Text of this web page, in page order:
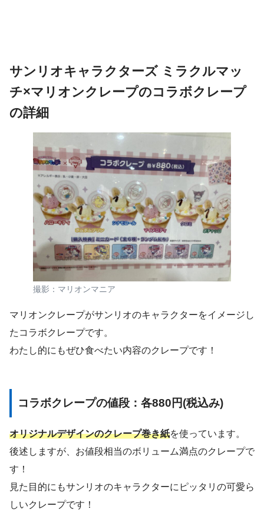
サンリオキャラクターズ ミラクルマッ
チ×マリオンクレープのコラボクレープ
の詳細
撮影：マリオンマニア
マリオンクレープがサンリオのキャラクターをイメージし
たコラボクレープです。
わたし的にもぜひ食べたい内容のクレープです！
コラボクレープの値段：各880円(税込み)
オリジナルデザインのクレープ巻き紙を使っています。
後述しますが、お値段相当のボリューム満点のクレープで
す！
見た目的にもサンリオのキャラクターにピッタリの可愛ら
しいクレープです！